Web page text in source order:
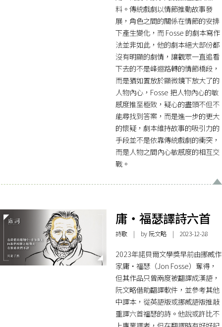
料。傳統戲劇以情節推動故事發
展，角色之間的關係在情節的安排
下產生變化，而 Fosse 的劇本寫作
法並非如此，他的劇本絕大部份都
沒有明顯的劇情，讓觀眾一直追看
下去的不是峰迴路轉的情節橋段，
而是猶如置放於顯微鏡下放大了的
人物內心，Fosse 把人物內心的敏
感度推至極致，疑心的盡頭不但不
能尋找到答案，而是進一步的更大
的懷疑，劇本維持故事的吸引力的
手段並不是依靠傳統戲劇的衝突，
而是人物之間內心敏感度的相互交
戰。
庸・福瑟譯詩六首
詩歌| by 阮文略| 2023-12-28
2023年諾貝爾文學獎早前由挪威作
家庸・福瑟（Jon Fosse）奪得，
但其作品只曾兩度被翻譯成漢語，
阮文略借助翻譯軟件，並參考其他
中譯本，從英語版或挪威語版推敲
重譯六首福瑟的詩。他說或許比不